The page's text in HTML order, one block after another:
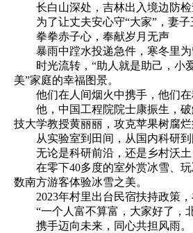
长白山深处，吉林出入境边防检
为了让丈夫安心守“大家”，妻子
拳拳赤子心，奉献岁月无声
暴雨中蹚水投递急件，寒冬里为
时光流转，“助人就是助己，小爱
美”家庭的幸福图景。
他们在人间烟火中携手，他们在
他，中国工程院院士康振生，破
技大学教授黄丽丽，攻克苹果树腐
从实验室到田间，从国内科研到
无论是科研前沿，还是乡村沃土
在零下40多度的室外赏冰雪、玩
数南方游客体验冰雪之美。
2023年村里出台民宿扶持政策，
“一个人富不算富，大家好了，北
携手迈向未来，同心共担风雨。